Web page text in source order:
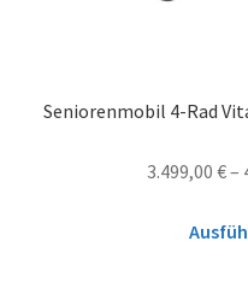
Seniorenmobil 4-Rad
3.499,00 €–